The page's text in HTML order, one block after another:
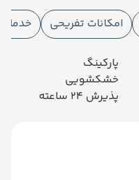
امکانات تفریحی خدمات
پارکینگ
خشکشویی
پذیرش 24 ساعته